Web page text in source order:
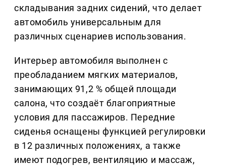
складывания задних сидений, что делает
автомобиль универсальным для
различных сценариев использования.
Интерьер автомобиля выполнен с
преобладанием мягких материалов,
занимающих 91,2 % общей площади
салона, что создаёт благоприятные
условия для пассажиров. Передние
сиденья оснащены функцией регулировки
в 12 различных положениях, а также
имеют подогрев, вентиляцию и массаж,